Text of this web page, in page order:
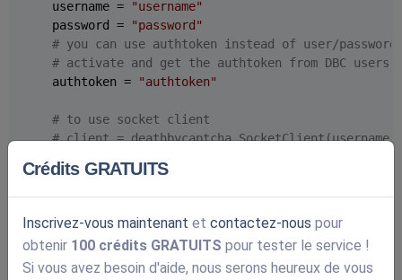
    username =
"username"
    password =
"password"
# you can use authtoken instead of user/password
# activate and get the authtoken from DBC users
    authtoken =
"authtoken"
# to use socket client
# client = deathbycaptcha.SocketClient(username,
# to use authtoken
# client = deathbycaptcha.SocketClient(username,
client = deathbycaptcha.HttpClient(username,
    captcha_file =
'../images/test2.jpg'
# image
Crédits GRATUITS
Inscrivez-vous maintenant et contactez-nous pour
obtenir 100 crédits GRATUITS pour tester le service !
Si vous avez besoin d'aide, nous serons heureux de vous